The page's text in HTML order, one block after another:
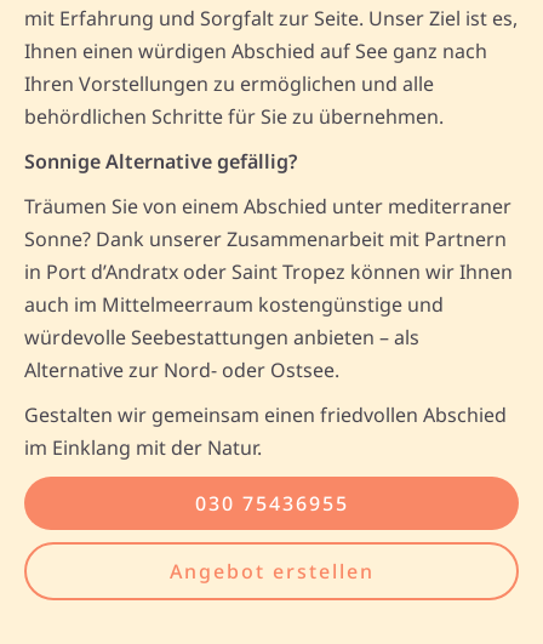
mit Erfahrung und Sorgfalt zur Seite. Unser Ziel ist es,
Ihnen einen würdigen Abschied auf See ganz nach
Ihren Vorstellungen zu ermöglichen und alle
behördlichen Schritte für Sie zu übernehmen.
Sonnige Alternative gefällig?
Träumen Sie von einem Abschied unter mediterraner
Sonne? Dank unserer Zusammenarbeit mit Partnern
in Port d’Andratx oder Saint Tropez können wir Ihnen
auch im Mittelmeerraum kostengünstige und
würdevolle Seebestattungen anbieten – als
Alternative zur Nord- oder Ostsee.
Gestalten wir gemeinsam einen friedvollen Abschied
im Einklang mit der Natur.
030 75436955
Angebot erstellen